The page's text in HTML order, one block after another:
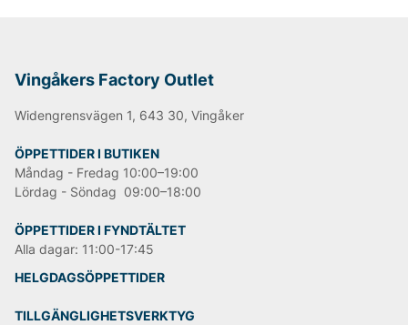
Vingåkers Factory Outlet
Widengrensvägen 1, 643 30, Vingåker
ÖPPETTIDER I BUTIKEN
Måndag - Fredag 10:00–19:00
Lördag - Söndag 09:00–18:00
ÖPPETTIDER I FYNDTÄLTET
Alla dagar: 11:00-17:45
HELGDAGSÖPPETTIDER
TILLGÄNGLIGHETSVERKTYG